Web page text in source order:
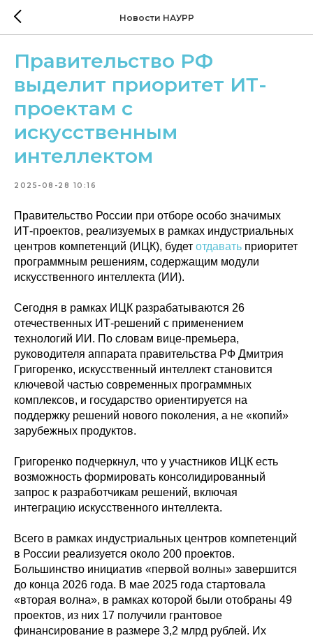
Новости НАУРР
Правительство РФ
выделит приоритет ИТ-
проектам с
искусственным
интеллектом
2025-08-28 10:16
Правительство России при отборе особо значимых
ИТ-проектов, реализуемых в рамках индустриальных
центров компетенций (ИЦК), будет отдавать приоритет
программным решениям, содержащим модули
искусственного интеллекта (ИИ).
Сегодня в рамках ИЦК разрабатываются 26
отечественных ИТ-решений с применением
технологий ИИ. По словам вице-премьера,
руководителя аппарата правительства РФ Дмитрия
Григоренко, искусственный интеллект становится
ключевой частью современных программных
комплексов, и государство ориентируется на
поддержку решений нового поколения, а не «копий»
зарубежных продуктов.
Григоренко подчеркнул, что у участников ИЦК есть
возможность формировать консолидированный
запрос к разработчикам решений, включая
интеграцию искусственного интеллекта.
Всего в рамках индустриальных центров компетенций
в России реализуется около 200 проектов.
Большинство инициатив «первой волны» завершится
до конца 2026 года. В мае 2025 года стартовала
«вторая волна», в рамках которой были отобраны 49
проектов, из них 17 получили грантовое
финансирование в размере 3,2 млрд рублей. Их